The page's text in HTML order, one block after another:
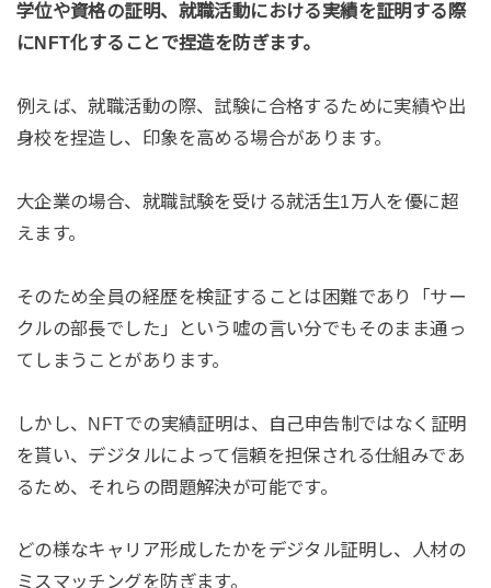
学位や資格の証明、就職活動における実績を証明する際
にNFT化することで捏造を防ぎます。
例えば、就職活動の際、試験に合格するために実績や出
身校を捏造し、印象を高める場合があります。
大企業の場合、就職試験を受ける就活生1万人を優に超
えます。
そのため全員の経歴を検証することは困難であり「サー
クルの部長でした」という嘘の言い分でもそのまま通っ
てしまうことがあります。
しかし、NFTでの実績証明は、自己申告制ではなく証明
を貰い、デジタルによって信頼を担保される仕組みであ
るため、それらの問題解決が可能です。
どの様なキャリア形成したかをデジタル証明し、人材の
ミスマッチングを防ぎます。